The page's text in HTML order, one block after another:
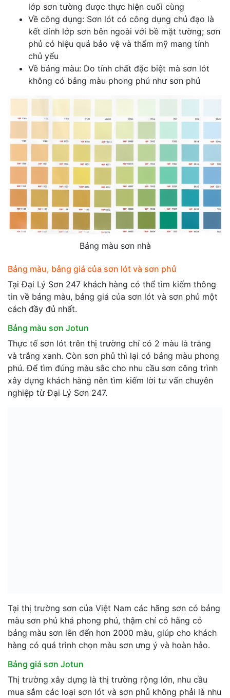
lớp sơn tường được thực hiện cuối cùng
Về công dụng: Sơn lót có công dụng chủ đạo là
kết dính lớp sơn bên ngoài với bề mặt tường; sơn
phủ có hiệu quả bảo vệ và thẩm mỹ mang tính
chủ yếu
Về bảng màu: Do tính chất đặc biệt mà sơn lót
không có bảng màu phong phú như sơn phủ
Bảng màu sơn nhà
Bảng màu, bảng giá của sơn lót và sơn phủ
Tại Đại Lý Sơn 247 khách hàng có thể tìm kiếm thông
tin về bảng màu, bảng giá của sơn lót và sơn phủ một
cách đầy đủ nhất.
Bảng màu sơn Jotun
Thực tế sơn lót trên thị trường chỉ có 2 màu là trắng
và trắng xanh. Còn sơn phủ thì lại có bảng màu phong
phú. Để tìm đúng màu sắc cho nhu cầu sơn công trình
xây dựng khách hàng nên tìm kiếm lời tư vấn chuyên
nghiệp từ Đại Lý Sơn 247.
Tại thị trường sơn của Việt Nam các hãng sơn có bảng
màu sơn phủ khá phong phú, thậm chí có hãng có
bảng màu sơn lên đến hơn 2000 màu, giúp cho khách
hàng có quá trình chọn màu sơn ưng ý và hoàn hảo.
Bảng giá sơn Jotun
Thị trường xây dựng là thị trường rộng lớn, nhu cầu
mua sắm các loại sơn lót và sơn phủ không phải là nhu